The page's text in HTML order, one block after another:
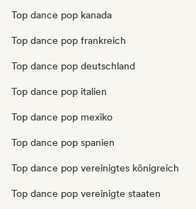
Top dance pop kanada
Top dance pop frankreich
Top dance pop deutschland
Top dance pop italien
Top dance pop mexiko
Top dance pop spanien
Top dance pop vereinigtes königreich
Top dance pop vereinigte staaten